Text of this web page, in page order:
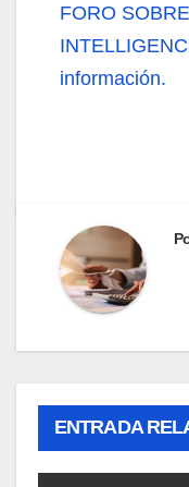
FORO
información.
ENTRADA